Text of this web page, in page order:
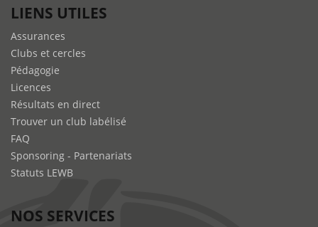
LIENS UTILES
Assurances
Clubs et cercles
Pédagogie
Licences
Résultats en direct
Trouver un club labélisé
FAQ
Sponsoring - Partenariats
Statuts LEWB
NOS SERVICES